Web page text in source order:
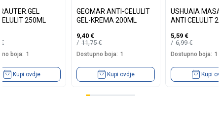
250ML
€
boja: 1
Kupi ovdje
GEOMAR ANTI-CELULIT
GEL-KREMA 200ML
9,40 €
11,75€
Dostupno boja: 1
Kupi ovdje
USHUAIA
ANTI CELULIT
5,59 €
6,99€
Dostupno boja: 1
Kupi